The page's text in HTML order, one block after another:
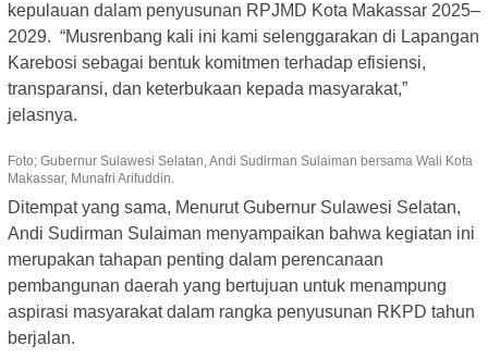
kepulauan dalam penyusunan RPJMD Kota Makassar 2025–
2029. “Musrenbang kali ini kami selenggarakan di Lapangan
Karebosi sebagai bentuk komitmen terhadap efisiensi,
transparansi, dan keterbukaan kepada masyarakat,”
jelasnya.
Foto; Gubernur Sulawesi Selatan, Andi Sudirman Sulaiman bersama Wali Kota
Makassar, Munafri Arifuddin.
Ditempat yang sama, Menurut Gubernur Sulawesi Selatan,
Andi Sudirman Sulaiman menyampaikan bahwa kegiatan ini
merupakan tahapan penting dalam perencanaan
pembangunan daerah yang bertujuan untuk menampung
aspirasi masyarakat dalam rangka penyusunan RKPD tahun
berjalan.